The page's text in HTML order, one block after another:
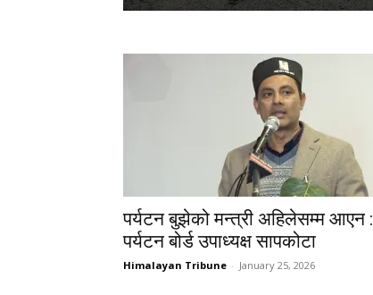
पर्यटन बुझेको मन्त्री अहिलेसम्म आएन :
पर्यटन बोर्ड उपाध्यक्ष सापकोटा
Himalayan Tribune - January 25, 2026